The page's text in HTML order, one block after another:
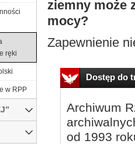
ziemny może
mocy?
Zapewnienie
Dostęp do
Archiwum
od 1993
ręki
w RPP